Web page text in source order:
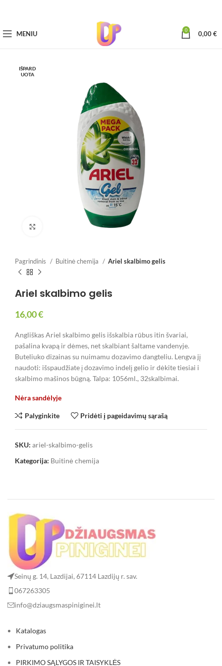
MENIU 0 0,00€
IŠPARD
UOTA
Spustelėkite, jei norite padidinti
Pagrindinis Buitinė chemija Ariel skalbimo gelis
Ariel skalbimo gelis
16,00€
Angliškas Ariel skalbimo gelis išskalbia rūbus itin švariai,
pašalina kvapą ir dėmes, net skalbiant šaltame vandenyje.
Buteliuko dizainas su nuimamu dozavimo dangteliu. Lengva jį
naudoti: išspaudžiate į dozavimo indelį gelio ir dėkite tiesiai i
skalbimo mašinos būgną. Talpa: 1056ml., 32skalbimai.
Nėra sandėlyje
Palyginkite Pridėti į pageidavimų sąrašą
SKU: ariel-skalbimo-gelis
Kategorija: Buitinė chemija
Seinų g. 14, Lazdijai, 67114 Lazdijų r. sav.
067263305
info@dziaugsmaspiniginei.lt
Katalogas
Privatumo politika
PIRKIMO SĄLYGOS IR TAISYKLĖS